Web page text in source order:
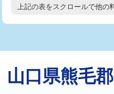
え）
マス交換（土の掘削・埋め戻
マス交換（深さ50㎝以上）
高度高圧洗浄換
トーラー機使用/3mまで
追加トーラー機使用/3m超え
上記の表をスクロールで他の
山口県熊毛